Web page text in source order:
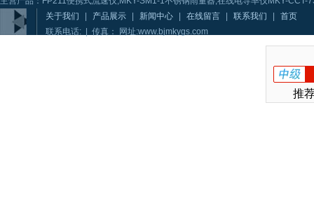
关于我们
产品展示 新闻中心 在线留言 联系我们
首页
联系电话: | 传真： 网址:www.bjmkygs.com
推